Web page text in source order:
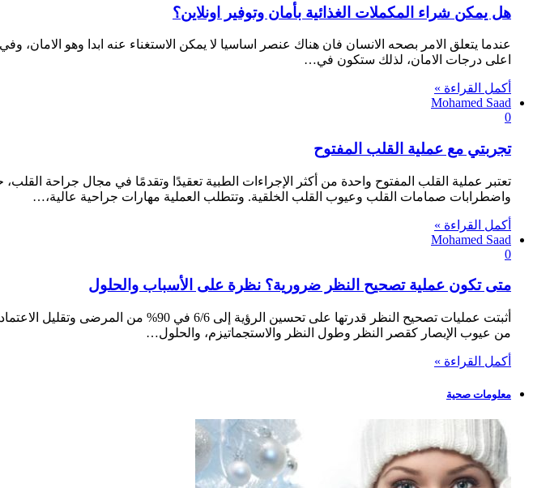
هل يمكن شراء المكملات الغذائية بأمان وتوفير اونلاين؟
عندما يتعلق الامر بصحه الانسان فان هناك عنصر اساسيا لا يمكن الاستغناء عنه ابدا وهو
اعلى درجات الامان، لذلك ستكون في…
أكمل القراءة »
Mohamed Saad
0
تجربتي مع عملية القلب المفتوح
تعتبر عملية القلب المفتوح واحدة من أكثر الإجراءات الطبية تعقيدًا وتقدمًا في مجال جراحة
واضطرابات صمامات القلب وعيوب القلب الخلقية. وتتطلب العملية مهارات جراحية عالية،…
أكمل القراءة »
Mohamed Saad
0
متى تكون عملية تصحيح النظر ضرورية؟ نظرة على الأسباب والحلول
من عيوب الإبصار كقصر النظر وطول النظر والاستجماتيزم، والحلول…
أكمل القراءة »
معلومات صحية